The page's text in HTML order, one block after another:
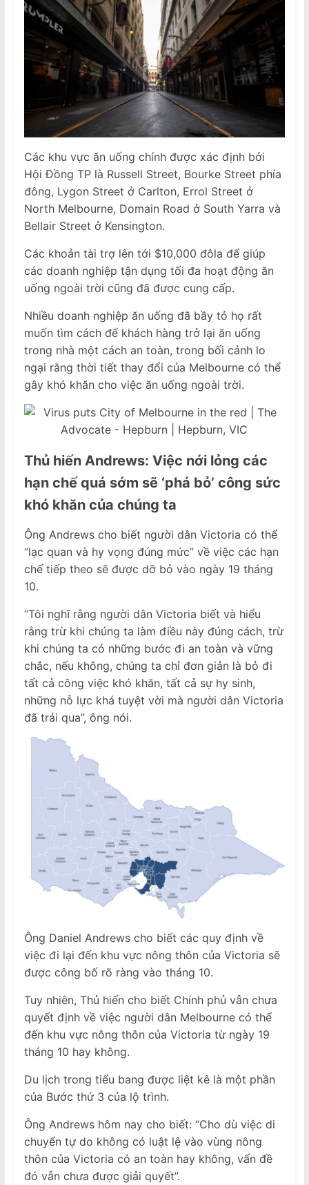
Các khu vực ăn uống chính được xác định bởi
Hội Đồng TP là Russell Street, Bourke Street phía
đông, Lygon Street ở Carlton, Errol Street ở
North Melbourne, Domain Road ở South Yarra và
Bellair Street ở Kensington.
Các khoản tài trợ lên tới $10,000 đôla để giúp
các doanh nghiệp tận dụng tối đa hoạt động ăn
uống ngoài trời cũng đã được cung cấp.
Nhiều doanh nghiệp ăn uống đã bầy tỏ họ rất
muốn tìm cách để khách hàng trở lại ăn uống
trong nhà một cách an toàn, trong bối cảnh lo
ngại rằng thời tiết thay đổi của Melbourne có thể
gây khó khăn cho việc ăn uống ngoài trời.
Thủ hiến Andrews: Việc nới lỏng các
hạn chế quá sớm sẽ ‘phá bỏ’ công sức
khó khăncủa chúng ta
Ông Andrews cho biết người dân Victoria có thể
“lạc quan và hy vọng đúng mức” về việc các hạn
chế tiếp theo sẽ được dỡ bỏ vào ngày 19 tháng
10.
“Tôi nghĩ rằng người dân Victoria biết và hiểu
rằng trừ khi chúng ta làm điều này đúng cách, trừ
khi chúng ta có những bước đi an toàn và vững
chắc, nếu không, chúng ta chỉ đơn giản là bỏ đi
tất cả công việc khó khăn, tất cả sự hy sinh,
những nỗ lực khá tuyệt vời mà người dân Victoria
đã trải qua”, ông nói.
Ông Daniel Andrews cho biết các quy định về
việc đi lại đến khu vực nông thôn của Victoria sẽ
được công bố rõ ràng vào tháng 10.
Tuy nhiên, Thủ hiến cho biết Chính phủ vẫn chưa
quyết định về việc người dân Melbourne có thể
đến khu vực nông thôn của Victoria từ ngày 19
tháng 10 hay không.
Du lịch trong tiểu bang được liệt kê là một phần
của Bước thứ 3 của lộ trình.
Ông Andrews hôm nay cho biết: “Cho dù việc di
chuyển tự do không có luật lệ vào vùng nông
thôn của Victoria có an toàn hay không, vấn đề
đó vẫn chưa được giải quyết”.